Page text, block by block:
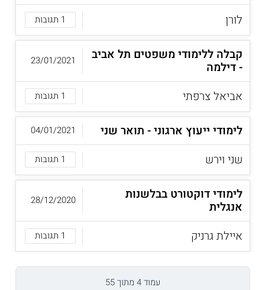
לורן
1 תגובות
קבלה ללימודי משפטים תל אביב
- דילמה
אביאל צרפתי
1 תגובות
23/01/2021
לימודי ייעוץ ארגוני - תואר שני
שני וירש
1 תגובות
04/01/2021
לימודי דוקטורט בבלשנות
אנגלית
איילת גרניק
1 תגובות
28/12/2020
עמוד 4 מתוך 55